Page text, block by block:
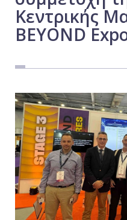
Κεντρικής
BEYOND